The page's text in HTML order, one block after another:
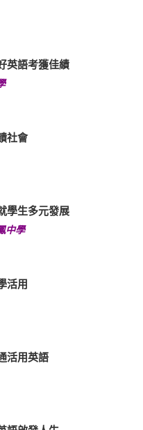
英語考獲佳績
社會
學生多元發展
中學
活用
活用英語